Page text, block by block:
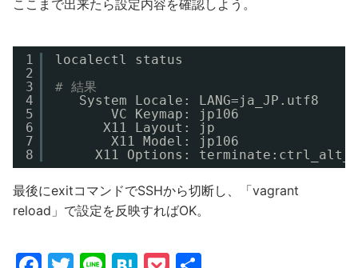
ここまで出来たら設定内容を確認しよう。
1
2
3
4
5
6
7
8
localectl status
# 結果
System Locale: LANG=ja_JP.utf8
VC Keymap: jp106
X11 Layout: jp
X11 Model: jp106
X11 Options:
最後にexitコマンドでSSHから切断し、「vagrant
reload」で設定を反映すればOK。